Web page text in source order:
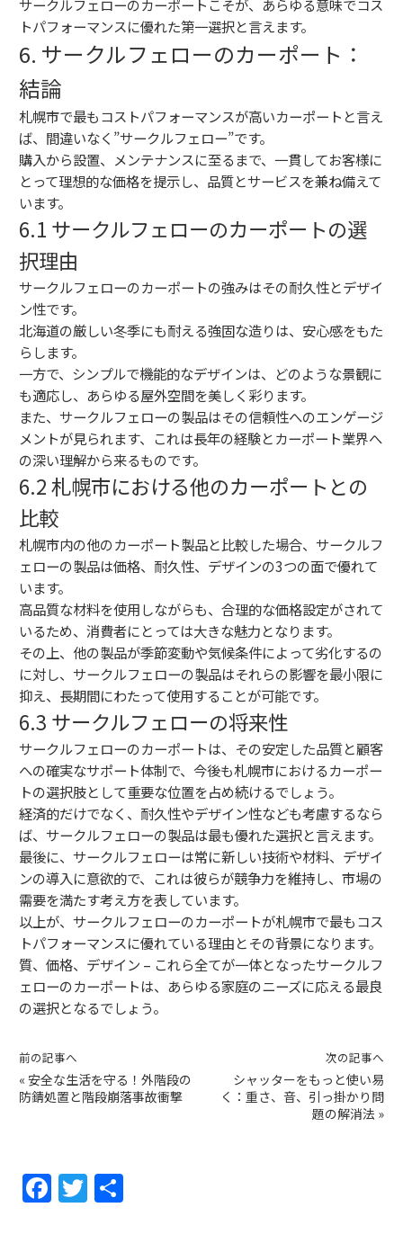
サークルフェローのカーポートこそが、あらゆる意味でコス
トパフォーマンスに優れた第一選択と言えます。
6. サークルフェローのカーポート：
結論
札幌市で最もコストパフォーマンスが高いカーポートと言え
ば、間違いなく”サークルフェロー”です。
購入から設置、メンテナンスに至るまで、一貫してお客様に
とって理想的な価格を提示し、品質とサービスを兼ね備えて
います。
6.1 サークルフェローのカーポートの選
択理由
サークルフェローのカーポートの強みはその耐久性とデザイ
ン性です。
北海道の厳しい冬季にも耐える強固な造りは、安心感をもた
らします。
一方で、シンプルで機能的なデザインは、どのような景観に
も適応し、あらゆる屋外空間を美しく彩ります。
また、サークルフェローの製品はその信頼性へのエンゲージ
メントが見られます、これは長年の経験とカーポート業界へ
の深い理解から来るものです。
6.2 札幌市における他のカーポートとの
比較
札幌市内の他のカーポート製品と比較した場合、サークルフ
ェローの製品は価格、耐久性、デザインの3つの面で優れて
います。
高品質な材料を使用しながらも、合理的な価格設定がされて
いるため、消費者にとっては大きな魅力となります。
その上、他の製品が季節変動や気候条件によって劣化するの
に対し、サークルフェローの製品はそれらの影響を最小限に
抑え、長期間にわたって使用することが可能です。
6.3 サークルフェローの将来性
サークルフェローのカーポートは、その安定した品質と顧客
への確実なサポート体制で、今後も札幌市におけるカーポー
トの選択肢として重要な位置を占め続けるでしょう。
経済的だけでなく、耐久性やデザイン性なども考慮するなら
ば、サークルフェローの製品は最も優れた選択と言えます。
最後に、サークルフェローは常に新しい技術や材料、デザイ
ンの導入に意欲的で、これは彼らが競争力を維持し、市場の
需要を満たす考え方を表しています。
以上が、サークルフェローのカーポートが札幌市で最もコス
トパフォーマンスに優れている理由とその背景になります。
質、価格、デザイン – これら全てが一体となったサークルフ
ェローのカーポートは、あらゆる家庭のニーズに応える最良
の選択となるでしょう。
前の記事へ
« 安全な生活を守る！外階段の
防錆処置と階段崩落事故衝撃
次の記事へ
シャッターをもっと使い易
く：重さ、音、引っ掛かり問
題の解消法 »
F
a
T
w